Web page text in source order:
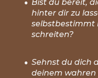
● Bist du bereit,
hinter dir zu
selbstbestimmt
schreiten?
● Sehnst du dich
deinem wahren